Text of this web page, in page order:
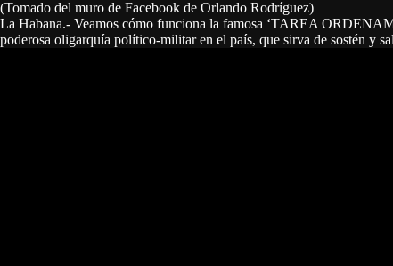
(Tomado del muro de Facebook de Orlando Rodríguez)
La Habana.- Veamos cómo funciona la famosa ‘TAREA
poderosa oligarquía político-militar en el país, que sirva de sostén y